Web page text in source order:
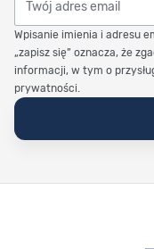
Wpisanie imienia i adresu
„zapisz się” oznacza, że
informacji, w tym o
prywatności.